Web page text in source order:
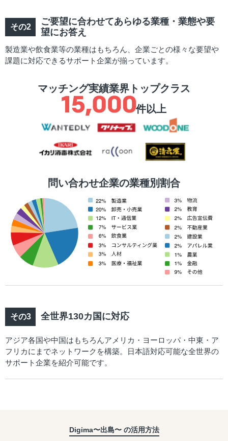
ご要望に合わせてあらゆる業種・業態や要
望にお答え
製造業や飲食業等の業種はもちろん、企業ごとの様々な要望や
課題に対応できるサポート企業が揃っています。
マッチング実績業界トップクラス
件以上
問い合わせ企業の業種別割合
全世界130カ国に対応
アジア各国や中国はもちろんアメリカ・ヨーロッパ・中東・ア
フリカにまでネットワークを構築。日本語対応可能な全世界の
サポート企業を紹介可能です。
Digima〜出島〜 の活用方法